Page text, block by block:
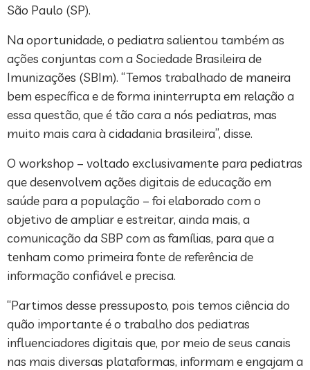
São Paulo (SP).
Na oportunidade, o pediatra salientou também as
ações conjuntas com a Sociedade Brasileira de
Imunizações (SBIm). “Temos trabalhado de maneira
bem específica e de forma ininterrupta em relação a
essa questão, que é tão cara a nós pediatras, mas
muito mais cara à cidadania brasileira”, disse.
O workshop – voltado exclusivamente para pediatras
que desenvolvem ações digitais de educação em
saúde para a população – foi elaborado com o
objetivo de ampliar e estreitar, ainda mais, a
comunicação da SBP com as famílias, para que a
tenham como primeira fonte de referência de
informação confiável e precisa.
“Partimos desse pressuposto, pois temos ciência do
quão importante é o trabalho dos pediatras
influenciadores digitais que, por meio de seus canais
nas mais diversas plataformas, informam e engajam a